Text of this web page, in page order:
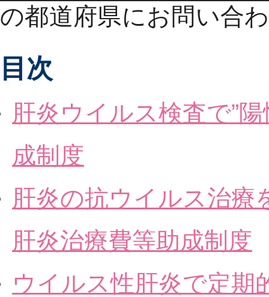
の都道府県にお問い合
目次
肝炎ウイルス検査で”
成制度
肝炎の抗ウイルス治療
肝炎治療費等助成制度
ウイルス性肝炎で定期